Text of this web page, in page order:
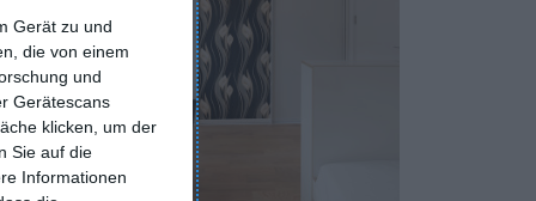
Gerät zu und
die von einem
und
Gerätescans
klicken, um der
Sie auf die
Informationen